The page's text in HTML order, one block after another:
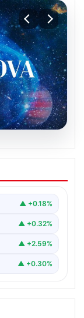
Yorumu
açık bir
▲ +0.18%
▲ +0.32%
▲ +2.59%
▲ +0.30%